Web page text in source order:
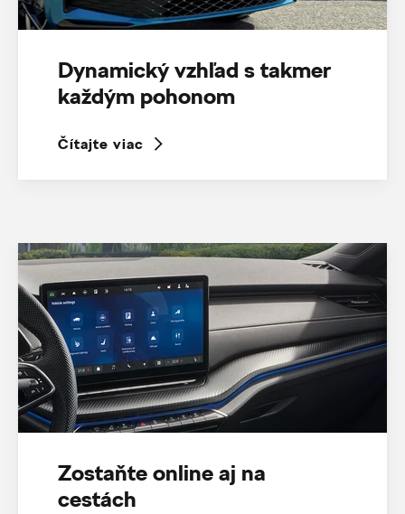
Dynamický vzhľad s takmer
každým pohonom
Čítajte viac
Zostaňte online aj na
cestách